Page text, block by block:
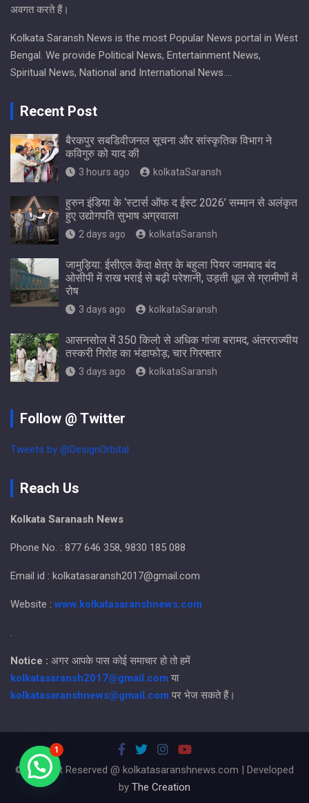
अवगत करते हैं।
Kolkata Saransh News is the most Popular News portal in West
Bengal. We provide Political News, Entertainment News,
Spiritual News, National and International News….
Recent Post
बैरकपुर सबडिवीजनल सूचना और सांस्कृतिक विभाग ने
कविगुरु को याद की
3 hours ago kolkataSaransh
हुरुन इंडिया के ‘स्टार्स ऑफ द ईस्ट 2026’ सम्मान से अलंकृत
हुए उद्योगपति सुभाष अग्रवाला
2 days ago kolkataSaransh
जामुड़िया: ईसीएल केंदा क्षेत्र के बहुला पियर जामबाद बंद
ओसीपी में राख भराई से बढ़ी परेशानी, उड़ती धूल से ग्रामीणों में
रोष
3 days ago kolkataSaransh
आसनसोल में 350 किलो से अधिक गांजा बरामद, अंतरराज्यीय
तस्करी गिरोह का भंडाफोड़; चार गिरफ्तार
3 days ago kolkataSaransh
Follow @ Twitter
Tweets by @DesignOrbital
Reach Us
Kolkata Saranash News
Phone No. : 877 646 358, 9830 185 088
Email id : kolkatasaransh2017@gmail.com
Website : www.kolkatasaranshnews.com
.
Notice : अगर आपके पास कोई समाचार हो तो हमें
kolkatasaransh2017@gmail.com या
kolkatasaranshnews@gmail.com पर भेज सकते हैं।
© All Right Reserved @ kolkatasaranshnews.com | Developed
by The Creation
1